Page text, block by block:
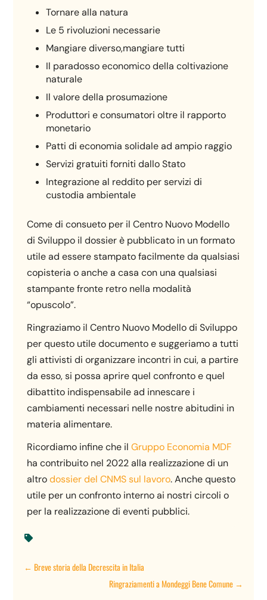
Tornare alla natura
Le 5 rivoluzioni necessarie
Mangiare diverso,mangiare tutti
Il paradosso economico della coltivazione
naturale
Il valore della prosumazione
Produttori e consumatori oltre il rapporto
monetario
Patti di economia solidale ad ampio raggio
Servizi gratuiti forniti dallo Stato
Integrazione al reddito per servizi di
custodia ambientale
Come di consueto per il Centro Nuovo Modello
di Sviluppo il dossier è pubblicato in un formato
utile ad essere stampato facilmente da qualsiasi
copisteria o anche a casa con una qualsiasi
stampante fronte retro nella modalità
“opuscolo”.
Ringraziamo il Centro Nuovo Modello di Sviluppo
per questo utile documento e suggeriamo a tutti
gli attivisti di organizzare incontri in cui, a partire
da esso, si possa aprire quel confronto e quel
dibattito indispensabile ad innescare i
cambiamenti necessari nelle nostre abitudini in
materia alimentare.
Ricordiamo infine che ilGruppo Economia MDF
ha contribuito nel 2022 alla realizzazione di un
altrodossier del CNMS sul lavoro. Anche questo
utile per un confronto interno ai nostri circoli o
per la realizzazione di eventi pubblici.

←Breve storia della Decrescita in Italia
Ringraziamenti a Mondeggi Bene Comune→